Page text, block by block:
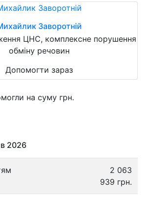
Заворотній
ЦНС, комплексне порушення
обміну речовин
Допомогти зараз
на суму грн.
2026
2 063
939 грн.